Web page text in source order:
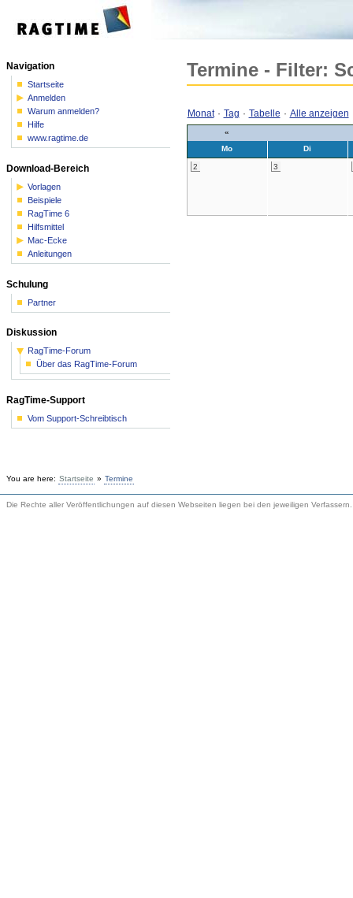
Termine - Filter:
Monat· Tag · Tabelle · Alle anzeigen
«
Mo
Di
2 3
Navigation
Startseite
Anmelden
Warum anmelden?
Hilfe
www.ragtime.de
Download-Bereich
Vorlagen
Beispiele
RagTime 6
Hilfsmittel
Mac-Ecke
Anleitungen
Schulung
Partner
Diskussion
RagTime-Forum
Über das RagTime-Forum
RagTime-Support
Vom Support-Schreibtisch
You are here: Startseite » Termine
Die Rechte aller Veröffentlichungen auf diesen Webseiten liegen bei den jeweiligen